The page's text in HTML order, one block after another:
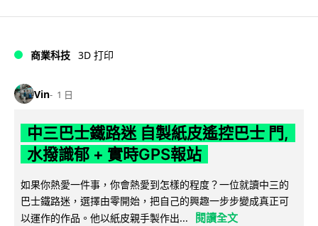
商業科技 3D 打印
Vin 1 日
中三巴士鐵路迷 自製紙皮遙控巴士 門,
水撥識郁 + 實時GPS報站
如果你熱愛一件事，你會熱愛到怎樣的程度？一位就讀中三的
巴士鐵路迷，選擇由零開始，把自己的興趣一步步變成真正可
以運作的作品。他以紙皮親手製作出...
閱讀全文